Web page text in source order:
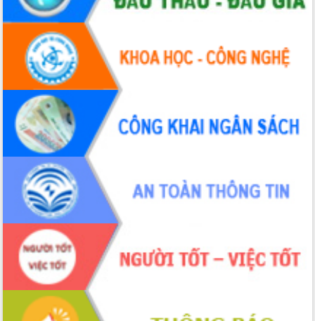
Hòn Yến phát triển du lịch gắn với bảo
tồn biển
Lấy ý kiến điều chỉnh Quy hoạch tỉnh
Đắk Lắk thời kỳ 2021-2030, tầm nhìn
đến năm 2050
Phát động chiến dịch 30 ngày đêm
giải phóng mặt bằng Tuyến đường bộ
ven biển
Đắk Lắk nỗ lực thúc đẩy tăng trưởng
kinh tế từ 10% trở lên trong Quý
Đắk Lắk ký kết thỏa thuận hợp tác về
chuyển đổi số giai đoạn 2026 – 2030
với Tập đoàn Bưu chính Viễn thông
Việt Nam
Thứ trưởng Bộ Y tế làm việc với tỉnh
Đắk Lắk về phát triển nhân lực y tế
cho trạm y tế cấp xã
Du lịch Đắk Lắk nâng tầm trải nghiệm
du khách thông qua Hệ thống cơ sở dữ
liệu và Bản đồ số